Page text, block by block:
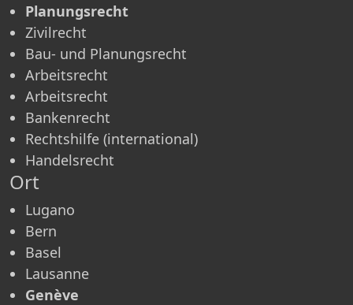
Planungsrecht
Zivilrecht
Bau- und Planungsrecht
Arbeitsrecht
Arbeitsrecht
Bankenrecht
Rechtshilfe (international)
Handelsrecht
Ort
Lugano
Bern
Basel
Lausanne
Genève